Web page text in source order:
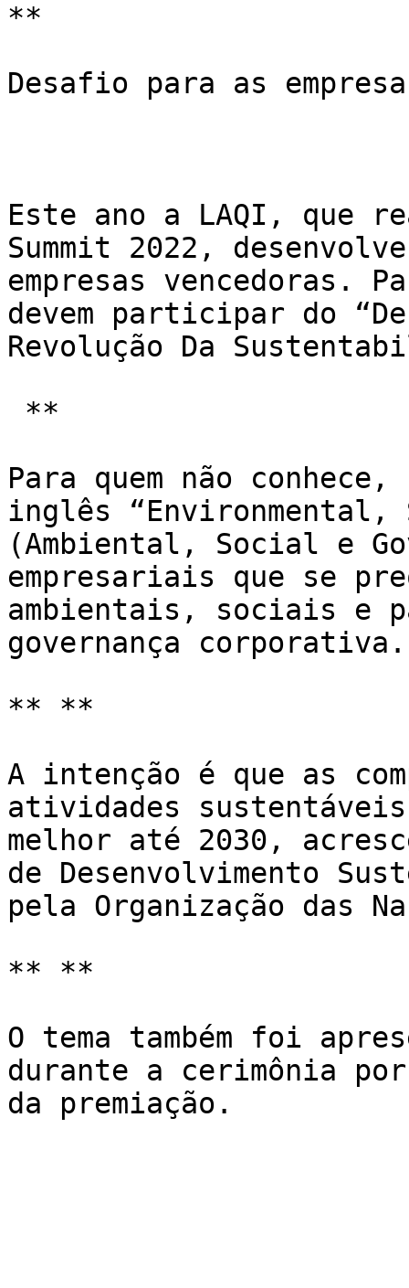
**
Desafio para as
Este ano a LAQI, que
Summit 2022,
empresas vencedoras.
devem participar do
Revolução Da
Para quem não
inglês “Environmental,
(Ambiental, Social e
empresariais que se
ambientais, sociais e
governança corporativa.
** **
A intenção é que as
atividades sustentáveis
melhor até 2030,
de Desenvolvimento
pela Organização das
** **
O tema também foi
durante a cerimônia
da premiação.